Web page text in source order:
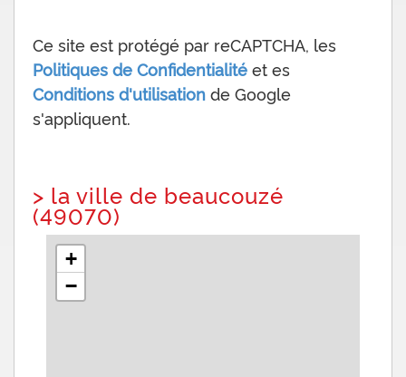
Ce site est protégé par reCAPTCHA, les
Politiques de Confidentialité et es
Conditions d'utilisation de Google
s'appliquent.
> la ville de beaucouzé
(49070)
+
−